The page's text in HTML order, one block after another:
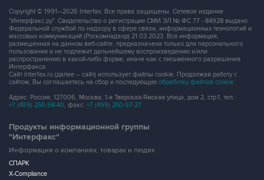
Copyright © 1991—2026 Interfax. Все права защищены. Сетевое издание
"Интерфакс.ру". Свидетельство о регистрации СМИ ЭЛ № ФС 77 - 84928 выдано
Федеральной службой по надзору в сфере связи, информационных технологий и
массовых коммуникаций (Роскомнадзор) 21.03.2023. Вся информация,
размещенная на данном веб-сайте, предназначена только для персонального
пользования и не подлежит дальнейшему воспроизведению и/или
распространению в какой-либо форме, иначе как с письменного разрешения
Интерфакса.
Сайт Interfax.ru (далее – сайт) использует файлы cookie. Продолжая работу с
сайтом, Вы соглашаетесь на сбор и последующую обработку файлов cookie.
Адрес: Россия, 127006, Москва, 1-я Тверская-Ямская улица, дом 2, стр.1, тел.:
+7 (499) 250-98-40, факс: +7 (499) 250-97-27
Продукты информационной группы
"Интерфакс"
Информация о компаниях, товарах и людях
СПАРК
X-Compliance